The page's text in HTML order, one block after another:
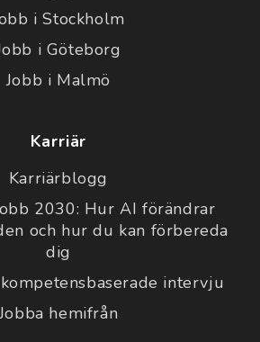
i Stockholm
i Göteborg
Jobb i Malmö
Karriär
Karriärblogg
2030: Hur AI förändrar
och hur du kan förbereda
dig
intervju
hemifrån